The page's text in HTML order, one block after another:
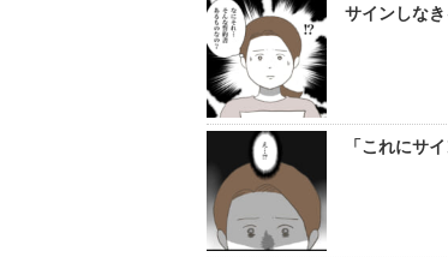
サインしな
「これにサ